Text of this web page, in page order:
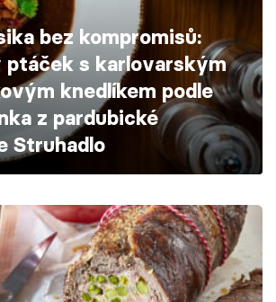
bez kompromisů:
ptáček s karlovarským
knedlíkem podle
z pardubické
Struhadlo